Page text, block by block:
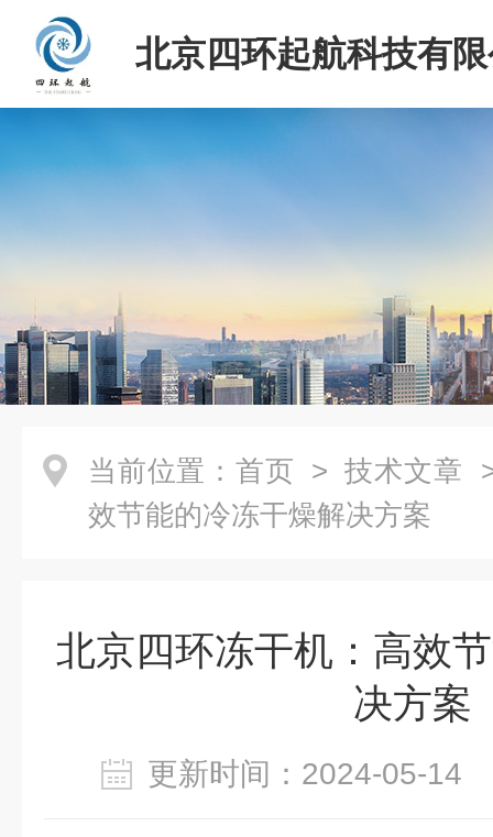
北京四环起航科技有
当前位置： 首页 > 技术文章
效节能的冷冻干燥解决方案
北京四环冻干机：高效
决方案
更新时间：2024-05-